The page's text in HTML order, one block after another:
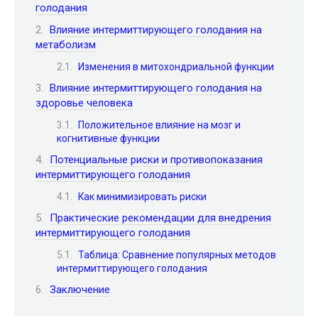
голодания
Влияние интермиттирующего голодания на
метаболизм
Изменения в митохондриальной функции
Влияние интермиттирующего голодания на
здоровье человека
Положительное влияние на мозг и
когнитивные функции
Потенциальные риски и противопоказания
интермиттирующего голодания
Как минимизировать риски
Практические рекомендации для внедрения
интермиттирующего голодания
Таблица: Сравнение популярных методов
интермиттирующего голодания
Заключение